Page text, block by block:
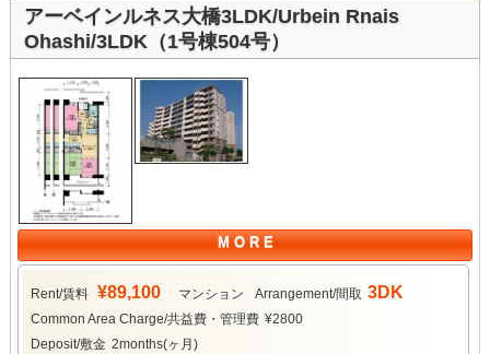
アーベインルネス大橋3LDK/Urbein Rnais
Ohashi/3LDK（1号棟504号）
M O R E
Rent/賃料 ¥89,100 マンション Arrangement/間取 3DK
Common Area Charge/共益費・管理費 ¥2800
Deposit/敷金 2months(ヶ月)